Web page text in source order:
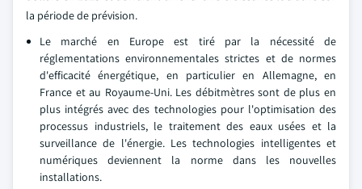
la période de prévision.
Le marché en Europe est tiré par la nécessité de
réglementations environnementales strictes et de normes
d'efficacité énergétique, en particulier en Allemagne, en
France et au Royaume-Uni. Les débitmètres sont de plus en
plus intégrés avec des technologies pour l'optimisation des
processus industriels, le traitement des eaux usées et la
surveillance de l'énergie. Les technologies intelligentes et
numériques deviennent la norme dans les nouvelles
installations.